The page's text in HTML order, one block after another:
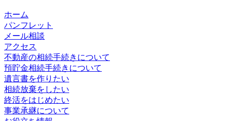
ホーム
パンフレット
メール相談
アクセス
不動産の相続手続きについて
預貯金相続手続きについて
遺言書を作りたい
相続放棄をしたい
終活をはじめたい
事業承継について